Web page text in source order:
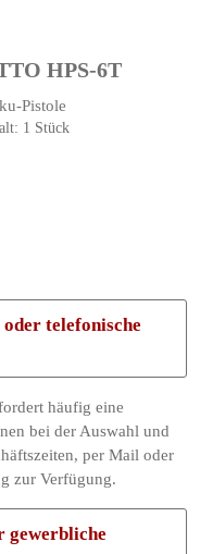
HPS-6T
Pistole
1 Stück
telefonische
häufig eine
bei der Auswahl und
per Mail oder
zur Verfügung.
gewerbliche